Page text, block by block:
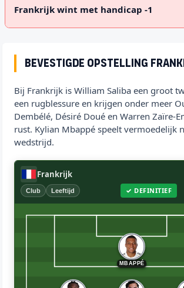
Frankrijk wint met handicap -1
Bevestigde opstelling
Bij Frankrijk is William Saliba een groot
een rugblessure en krijgen onder meer
Dembélé, Désiré Doué en Warren Zaïre-
rust. Kylian Mbappé speelt vermoedelijk
wedstrijd.
Frankrijk
Club Leeftijd ✓ DEFINITIEF
MBAPPÉ